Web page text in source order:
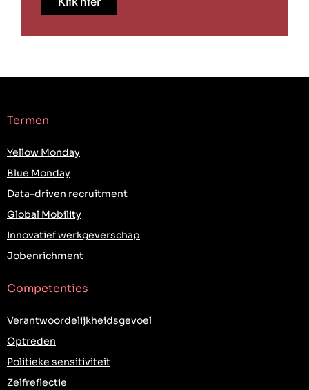
Termen
Yellow Monday
Blue Monday
Data-driven recruitment
Global Mobility
Innovatief werkgeverschap
Jobenrichment
Competenties
Verantwoordelijkheidsgevoel
Optreden
Politieke sensitiviteit
Zelfreflectie